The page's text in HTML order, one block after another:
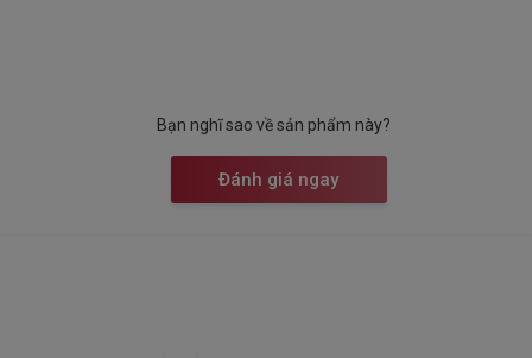
Bạn nghĩ sao về sản phẩm này?
Đánh giá ngay